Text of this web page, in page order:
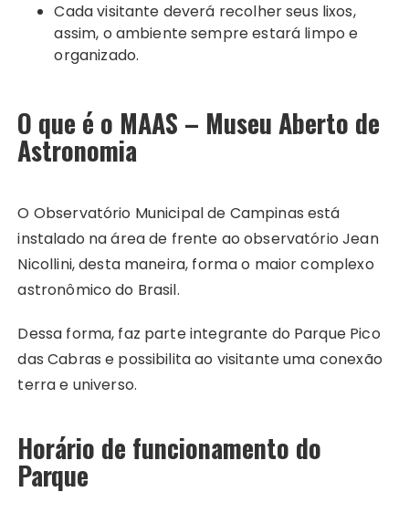
Cada visitante deverá recolher seus lixos,
assim, o ambiente sempre estará limpo e
organizado.
O que é o MAAS – Museu Aberto de
Astronomia
O Observatório Municipal de Campinas está
instalado na área de frente ao observatório Jean
Nicollini, desta maneira, forma o maior complexo
astronômico do Brasil.
Dessa forma, faz parte integrante do Parque Pico
das Cabras e possibilita ao visitante uma conexão
terra e universo.
Horário de funcionamento do
Parque